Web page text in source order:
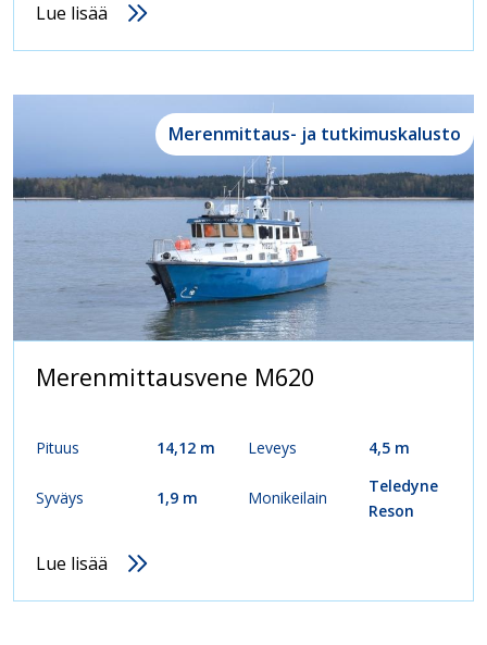
Lue lisää
Merenmittausvene M620
Pituus 14,12 m Leveys 4,5 m
Syväys 1,9 m Monikeilain
Teledyne
Reson
Lue lisää
Merenmittaus- ja tutkimuskalusto